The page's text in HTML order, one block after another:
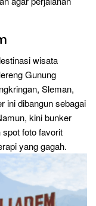
wisata
Gunung
Sleman,
ini dibangun sebagai
kini bunker
foto favorit
yang gagah.